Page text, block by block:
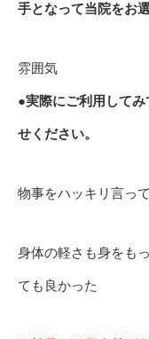
手となって当院をお
雰囲気
●実際にご利用して
せください。
物事をハッキリ言っ
身体の軽さも身をも
ても良かった